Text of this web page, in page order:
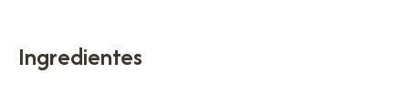
Ingredientes